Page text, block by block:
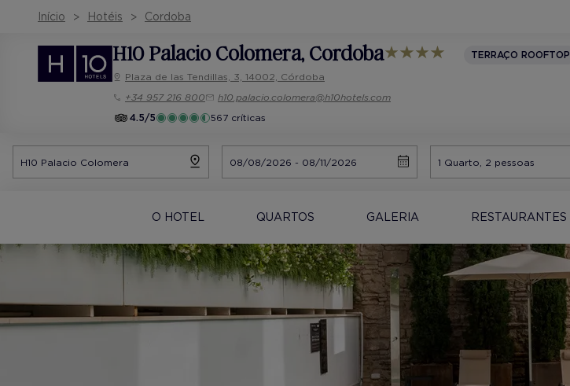
Início Hotéis Cordoba
H10 Palacio Colomera, Cordoba TERRAÇO ROOFTOP
Plaza de las Tendillas, 3, 14002, Córdoba
+34 957 216 800
h10.palacio.colomera@h10hotels.com
4.5/5
567 críticas
O HOTEL QUARTOS GALERIA RESTAURANTES